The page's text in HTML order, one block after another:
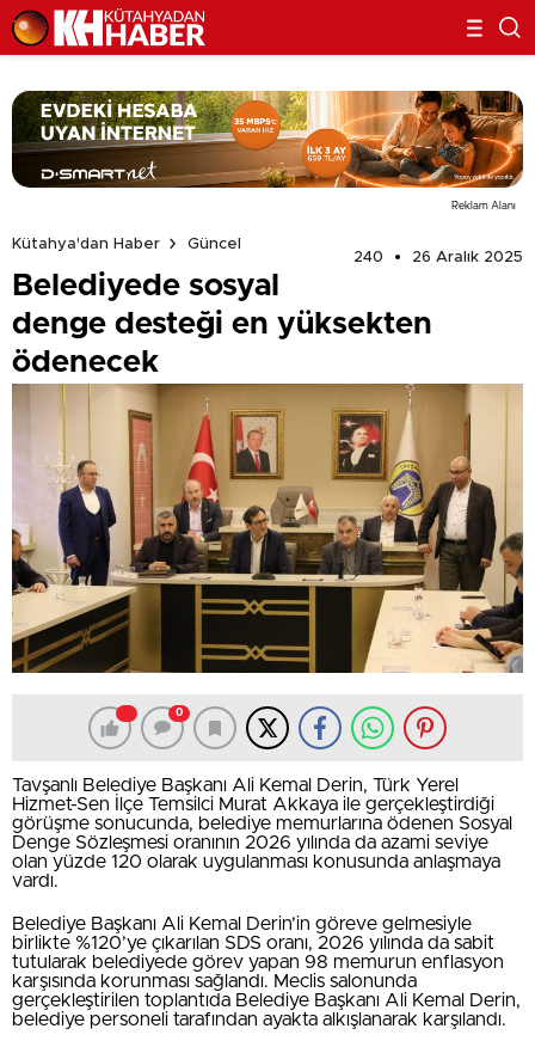
Reklam Alanı
Kütahya'dan Haber
Güncel
240
26 Aralık 2025
Belediyede sosyal
denge desteği en yüksekten
ödenecek
0
Tavşanlı Belediye Başkanı Ali Kemal Derin, Türk Yerel
Hizmet-Sen İlçe Temsilci Murat Akkaya ile gerçekleştirdiği
görüşme sonucunda, belediye memurlarına ödenen Sosyal
Denge Sözleşmesi oranının 2026 yılında da azami seviye
olan yüzde 120 olarak uygulanması konusunda anlaşmaya
vardı.
Belediye Başkanı Ali Kemal Derin’in göreve gelmesiyle
birlikte %120’ye çıkarılan SDS oranı, 2026 yılında da sabit
tutularak belediyede görev yapan 98 memurun enflasyon
karşısında korunması sağlandı. Meclis salonunda
gerçekleştirilen toplantıda Belediye Başkanı Ali Kemal Derin,
belediye personeli tarafından ayakta alkışlanarak karşılandı.